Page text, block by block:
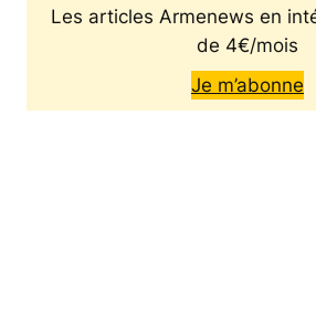
Les articles Armenews en
de 4€/mois
Je m’abonne